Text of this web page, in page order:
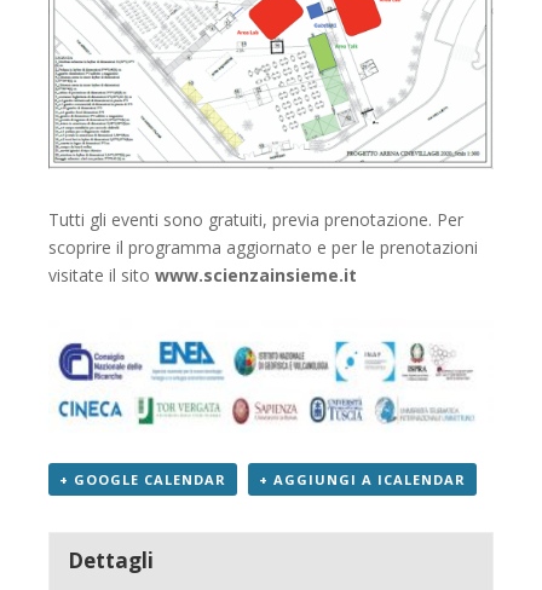
Tutti gli eventi sono gratuiti, previa prenotazione. Per
scoprire il programma aggiornato e per le prenotazioni
visitate il sito www.scienzainsieme.it
+ GOOGLE CALENDAR + AGGIUNGI A ICALENDAR
Dettagli